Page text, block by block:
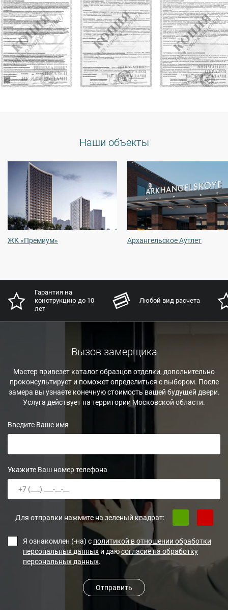
Наши объекты
ЖК «Премиум» Архангельское Аутлет
Гарантия на
конструкцию до 10
лет
Любой вид расчета
Вызов замерщика
Мастер привезет каталог образцов отделки, дополнительно
проконсультирует и поможет определиться с выбором. После
замера вы узнаете конечную стоимость вашей будущей двери.
Услуга действует на территории Московской области.
Введите Ваше имя
Укажите Ваш номер телефона
Для отправки нажмите на зеленый квадрат:
Я ознакомлен (-на) с политикой в отношении обработки
персональных данных и даюсогласие на обработку
персональных данных.
Отправить